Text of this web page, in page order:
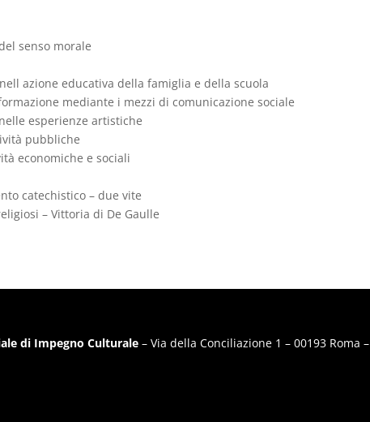
senso morale
azione educativa della famiglia e della scuola
mediante i mezzi di comunicazione sociale
esperienze artistiche
pubbliche
economiche e sociali
catechistico – due vite
– Vittoria di De Gaulle
di Impegno Culturale – Via della Conciliazione 1 – 00193 Roma –